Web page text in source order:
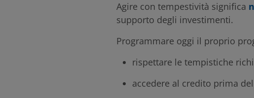
Agire con tempestività significa
supporto degli investimenti.
Programmare oggi il proprio
rispettare le tempistiche
accedere al credito prima